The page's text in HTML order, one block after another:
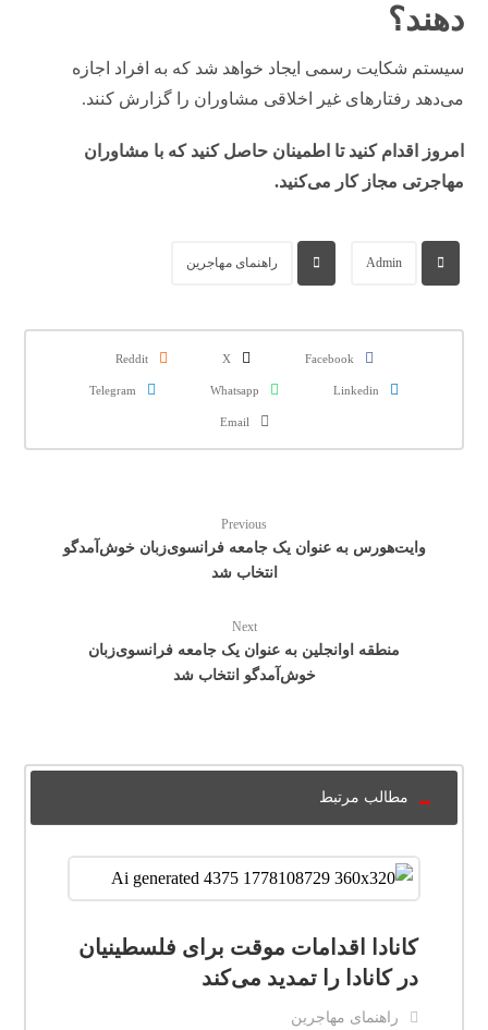
دهند؟
سیستم شکایت رسمی ایجاد خواهد شد که به افراد اجازه
می‌دهد رفتارهای غیر اخلاقی مشاوران را گزارش کنند.
امروز اقدام کنید تا اطمینان حاصل کنید که با مشاوران
مهاجرتی مجاز کار می‌کنید.
Admin راهنمای مهاجرین
Facebook
X
Reddit
Linkedin
Whatsapp
Telegram
Email
Previous
وایت‌هورس به عنوان یک جامعه فرانسوی‌زبان خوش‌آمدگو
انتخاب شد
Next
منطقه اوانجلین به عنوان یک جامعه فرانسوی‌زبان
خوش‌آمدگو انتخاب شد
مطالب مرتبط
کانادا اقدامات موقت برای فلسطینیان
در کانادا را تمدید می‌کند
راهنمای مهاجرین